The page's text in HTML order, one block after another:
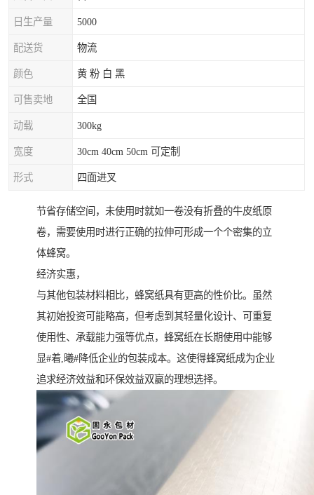
日生产量 5000
配送货 物流
颜色 黄 粉 白 黑
可售卖地 全国
动载 300kg
宽度 30cm 40cm 50cm 可定制
形式 四面进叉
节省存储空间，未使用时就如一卷没有折叠的牛皮纸原
卷，需要使用时进行正确的拉伸可形成一个个密集的立
体蜂窝。
经济实惠，
与其他包装材料相比，蜂窝纸具有更高的性价比。虽然
其初始投资可能略高，但考虑到其轻量化设计、可重复
使用性、承载能力强等优点，蜂窝纸在长期使用中能够
显#着,曦#降低企业的包装成本。这使得蜂窝纸成为企业
追求经济效益和环保效益双赢的理想选择。